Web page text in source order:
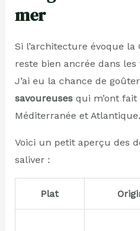
mer
Si l’architecture évoque la
reste bien ancrée dans
J’ai eu la chance de
savoureusesqui m’ont fait
Méditerranée et Atlantique.
Voici un petit aperçu des
saliver :
Plat